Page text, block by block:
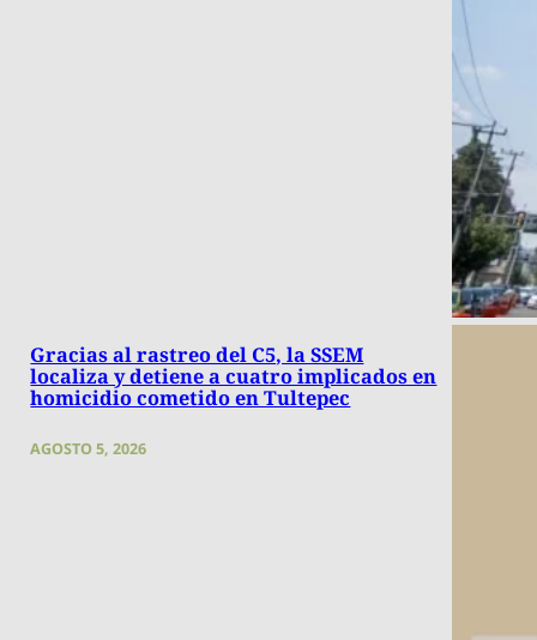
Gracias al rastreo del C5, la SSEM
localiza y detiene a cuatro implicados en
homicidio cometido en Tultepec
AGOSTO 5, 2026